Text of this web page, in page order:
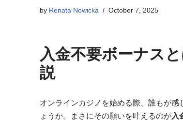
by Renata Nowicka October 7, 2025
入金不要ボーナス
説
オンラインカジノを始める際、誰もが
ょうか。まさにその願いを叶えるのが入